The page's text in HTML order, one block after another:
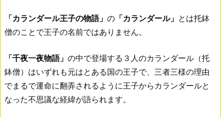
「カランダール王子の物語」 の 「カランダール」 とは托鉢
僧のことで王子の名前ではありません。
「千夜一夜物語」 の中で登場する３人のカランダール（托
鉢僧）はいずれも元はとある国の王子で、三者三様の理由
でまるで運命に翻弄されるように王子からカランダールと
なった不思議な経緯が語られます。